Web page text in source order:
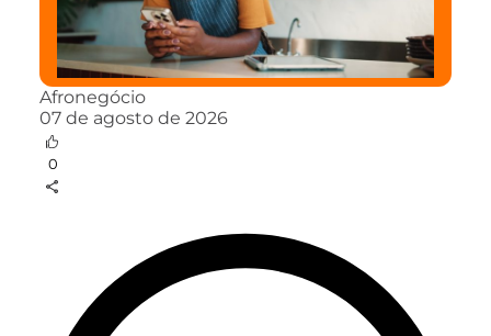
Afronegócio
07 de agosto de 2026
0